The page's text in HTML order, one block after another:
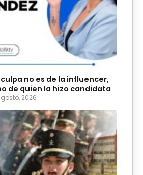
culpa no es de la influencer,
de quien la hizo candidata
2026